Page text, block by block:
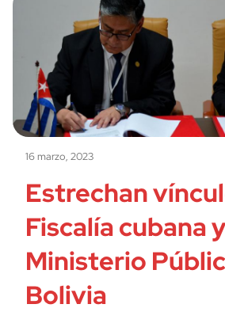
16 marzo, 2023
Estrechan
Fiscalía cubana y
Ministerio
Bolivia